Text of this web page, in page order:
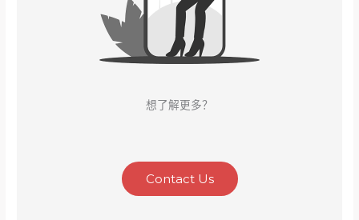
想了解更多？
Contact Us